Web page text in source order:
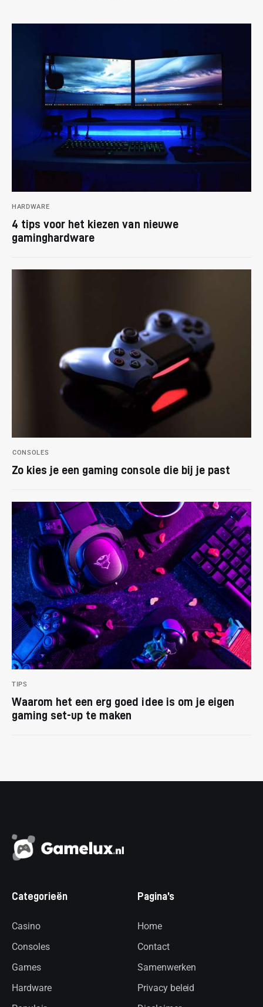
HARDWARE
4 tips voor het kiezen van nieuwe
gaminghardware
CONSOLES
Zo kies je een gaming console die bij je past
TIPS
Waarom het een erg goed idee is om je eigen
gaming set-up te maken
Categorieën
Casino
Consoles
Games
Hardware
Pagina’s
Home
Contact
Samenwerken
Privacy beleid